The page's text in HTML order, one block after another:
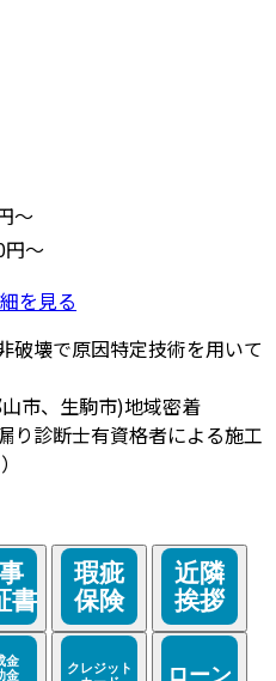
～
～
を見る
破壊で原因特定技術を用いて
市、生駒市)地域密着
り診断士有資格者による施工